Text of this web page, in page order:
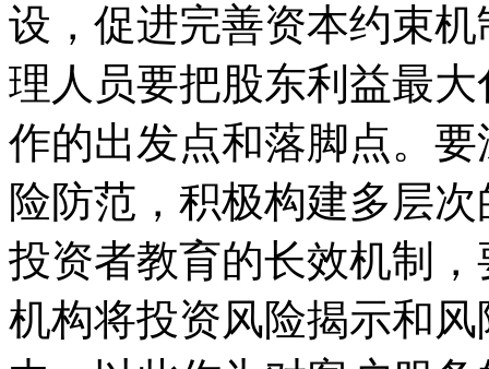
设，促进完善资本约束
理人员要把股东利益最
作的出发点和落脚点。
险防范，积极构建多层
投资者教育的长效机制
机构将投资风险揭示和